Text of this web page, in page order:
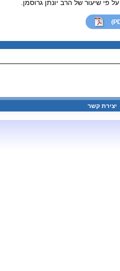
שיעור של הרב יונתן גרוסמן.
יצירת קשר